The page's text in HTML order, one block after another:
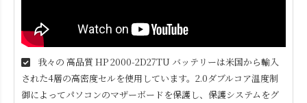
我々の 高品質 HP 2000-2D27TU バッテリーは米国から輸入
された4層の高密度セルを使用しています。2.0ダブルコア温度制
御によってパソコンのマザーボードを保護し、保護システムをグ